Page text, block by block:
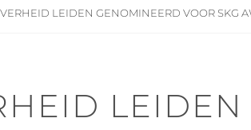
LEIDEN GENOMINEERD VOOR SKG
LEIDEN